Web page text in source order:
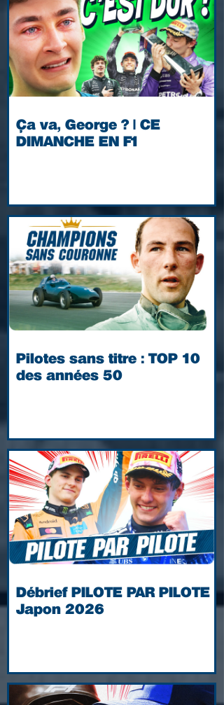
Ça va, George ? | CE
DIMANCHE EN F1
Pilotes sans titre : TOP 10
des années 50
Débrief PILOTE PAR PILOTE |
Japon 2026